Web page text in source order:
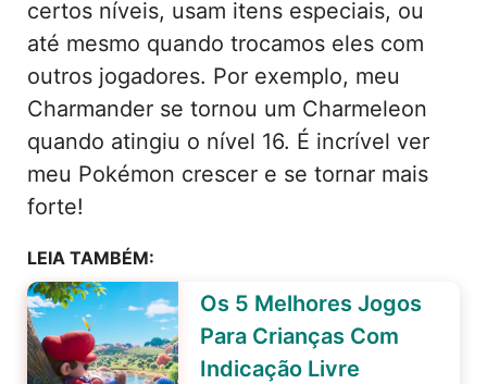
certos níveis, usam itens especiais, ou
até mesmo quando trocamos eles com
outros jogadores. Por exemplo, meu
Charmander se tornou um Charmeleon
quando atingiu o nível 16. É incrível ver
meu Pokémon crescer e se tornar mais
forte!
LEIA TAMBÉM:
Os 5 Melhores Jogos
Para Crianças Com
Indicação Livre